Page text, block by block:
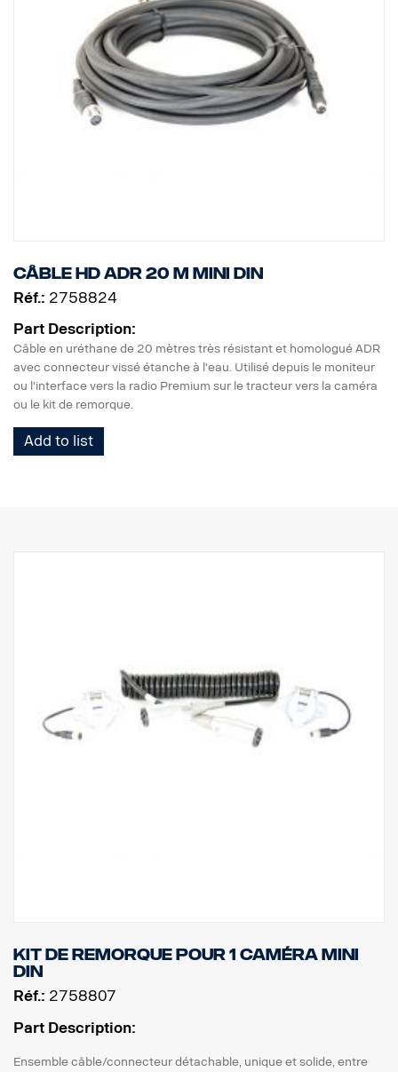
Câble HD ADR 20 m MINI DIN
Réf.: 2758824
Part Description:
Câble en uréthane de 20 mètres très résistant et homologué ADR
avec connecteur vissé étanche à l'eau. Utilisé depuis le moniteur
ou l'interface vers la radio Premium sur le tracteur vers la caméra
ou le kit de remorque.
Add to list
Kit de remorque pour 1 caméra MINI
DIN
Réf.: 2758807
Part Description:
Ensemble câble/connecteur détachable, unique et solide, entre